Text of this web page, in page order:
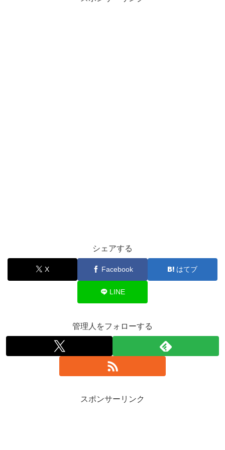
シェアする
X Facebook はてブ
LINE
管理人をフォローする
スポンサーリンク